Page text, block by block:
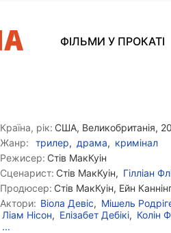
ФІЛЬМИ У ПРОКАТІ
Країна, рік: США, Великобританія,
Жанр:
трилер, драма, кримінал
Режисер: Стів МакКуін
Сценарист: Стів МакКуін, Гілліан
Продюсер: Стів МакКуін, Ейн
Актори: Віола Девіс, Мішель
Ліам Нісон, Елізабет Дебікі, Колін
...